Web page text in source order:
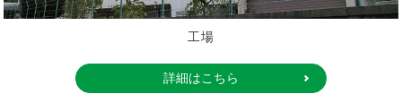
工場
詳細はこちら